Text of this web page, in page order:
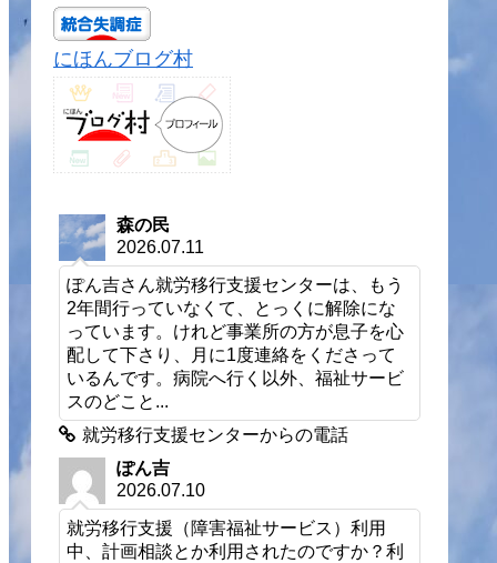
にほんブログ村
森の民
2026.07.11
ぽん吉さん就労移行支援センターは、もう
2年間行っていなくて、とっくに解除にな
っています。けれど事業所の方が息子を心
配して下さり、月に1度連絡をくださって
いるんです。病院へ行く以外、福祉サービ
スのどこと...
就労移行支援センターからの電話
ぽん吉
2026.07.10
就労移行支援（障害福祉サービス）利用
中、計画相談とか利用されたのですか？利